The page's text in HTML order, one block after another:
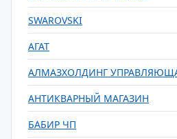
SWAROVSKI
АГАТ
АЛМАЗХОЛДИНГ
АНТИКВАРНЫЙ МАГАЗИН
БАБИР ЧП